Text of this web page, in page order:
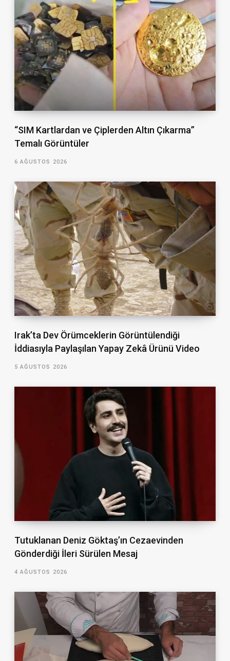
“SIM Kartlardan ve Çiplerden Altın Çıkarma”
Temalı Görüntüler
6 AĞUSTOS 2026
Irak’ta Dev Örümceklerin Görüntülendiği
İddiasıyla Paylaşılan Yapay Zekâ Ürünü Video
5 AĞUSTOS 2026
Tutuklanan Deniz Göktaş’ın Cezaevinden
Gönderdiği İleri Sürülen Mesaj
4 AĞUSTOS 2026